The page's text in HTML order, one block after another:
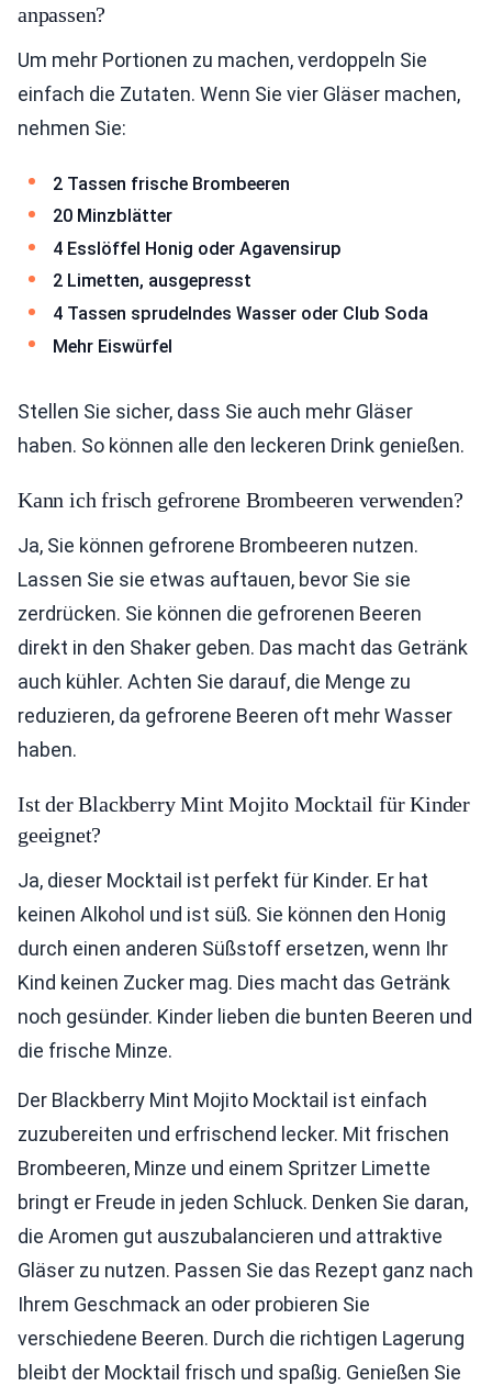
anpassen?
Um mehr Portionen zu machen, verdoppeln Sie
einfach die Zutaten. Wenn Sie vier Gläser machen,
nehmen Sie:
2 Tassen frische Brombeeren
20 Minzblätter
4 Esslöffel Honig oder Agavensirup
2 Limetten, ausgepresst
4 Tassen sprudelndes Wasser oder Club Soda
Mehr Eiswürfel
Stellen Sie sicher, dass Sie auch mehr Gläser
haben. So können alle den leckeren Drink genießen.
Kann ich frisch gefrorene Brombeeren verwenden?
Ja, Sie können gefrorene Brombeeren nutzen.
Lassen Sie sie etwas auftauen, bevor Sie sie
zerdrücken. Sie können die gefrorenen Beeren
direkt in den Shaker geben. Das macht das Getränk
auch kühler. Achten Sie darauf, die Menge zu
reduzieren, da gefrorene Beeren oft mehr Wasser
haben.
Ist der Blackberry Mint Mojito Mocktail für Kinder
geeignet?
Ja, dieser Mocktail ist perfekt für Kinder. Er hat
keinen Alkohol und ist süß. Sie können den Honig
durch einen anderen Süßstoff ersetzen, wenn Ihr
Kind keinen Zucker mag. Dies macht das Getränk
noch gesünder. Kinder lieben die bunten Beeren und
die frische Minze.
Der Blackberry Mint Mojito Mocktail ist einfach
zuzubereiten und erfrischend lecker. Mit frischen
Brombeeren, Minze und einem Spritzer Limette
bringt er Freude in jeden Schluck. Denken Sie daran,
die Aromen gut auszubalancieren und attraktive
Gläser zu nutzen. Passen Sie das Rezept ganz nach
Ihrem Geschmack an oder probieren Sie
verschiedene Beeren. Durch die richtigen Lagerung
bleibt der Mocktail frisch und spaßig. Genießen Sie